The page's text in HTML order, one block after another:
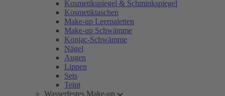
Kosmetikspiegel & Schminkspiegel
Kosmetiktaschen
Make-up Leerpaletten
Make-up Schwämme
Konjac-Schwämme
Nägel
Augen
Lippen
Sets
Teint
Wasserfestes Make-up